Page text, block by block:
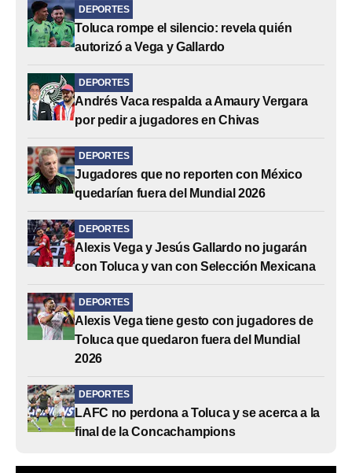
DEPORTES
Toluca rompe el silencio: revela quién
autorizó a Vega y Gallardo
DEPORTES
Andrés Vaca respalda a Amaury Vergara
por pedir a jugadores en Chivas
DEPORTES
Jugadores que no reporten con México
quedarían fuera del Mundial 2026
DEPORTES
Alexis Vega y Jesús Gallardo no jugarán
con Toluca y van con Selección Mexicana
DEPORTES
Alexis Vega tiene gesto con jugadores de
Toluca que quedaron fuera del Mundial
2026
DEPORTES
LAFC no perdona a Toluca y se acerca a la
final de la Concachampions